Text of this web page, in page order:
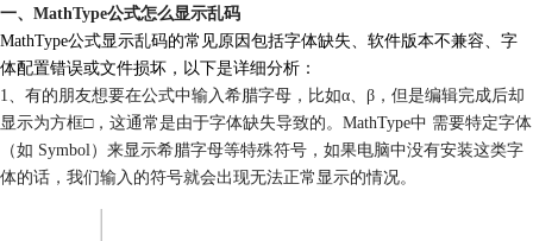
一、MathType公式怎么显示乱码
MathType公式显示乱码的常见原因包括字体缺失、软件版本不兼容、字
体配置错误或文件损坏，以下是详细分析：
1、有的朋友想要在公式中输入希腊字母，比如α、β，但是编辑完成后却
显示为方框□，这通常是由于字体缺失导致的。MathType中 需要特定字体
（如 Symbol）来显示希腊字母等特殊符号，如果电脑中没有安装这类字
体的话，我们输入的符号就会出现无法正常显示的情况。